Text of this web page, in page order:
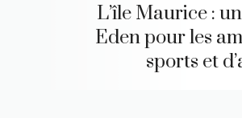
L’île Maurice :
Eden pour les
sports et